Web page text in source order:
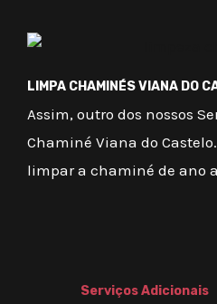
LIMPA CHAMINÉS VIANA DO
Assim, outro dos nossos
Chaminé Viana do
limpar a chaminé de ano
Serviços Adicionais